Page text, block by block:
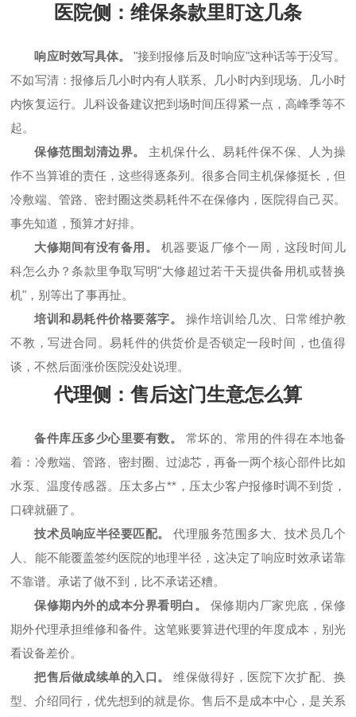
医院侧：维保条款里盯这几条
响应时效写具体。
"接到报修后及时响应"这种话等于没写。
不如写清：报修后几小时内有人联系、几小时内到现场、几小时
内恢复运行。儿科设备建议把到场时间压得紧一点，高峰季等不
起。
保修范围划清边界。
主机保什么、易耗件保不保、人为操
作不当算谁的责任，这些得逐条列。很多合同主机保修挺长，但
冷敷端、管路、密封圈这类易耗件不在保修内，医院得自己买。
事先知道，预算才好排。
大修期间有没有备用。
机器要返厂修个一周，这段时间儿
科怎么办？条款里争取写明"大修超过若干天提供备用机或替换
机"，别等出了事再扯。
培训和易耗件价格要落字。
操作培训给几次、日常维护教
不教，写进合同。易耗件的供货价是否锁定一段时间，也值得
谈，不然后面涨价医院没处说理。
代理侧：售后这门生意怎么算
备件库压多少心里要有数。
常坏的、常用的件得在本地备
着：冷敷端、管路、密封圈、过滤芯，再备一两个核心部件比如
水泵、温度传感器。压太多占**，压太少客户报修时调不到货，
口碑就砸了。
技术员响应半径要匹配。
代理服务范围多大、技术员几个
人、能不能覆盖签约医院的地理半径，这决定了响应时效承诺靠
不靠谱。承诺了做不到，比不承诺还糟。
保修期内外的成本分界看明白。
保修期内厂家兜底，保修
期外代理承担维修和备件。这笔账要算进代理的年度成本，别光
看设备差价。
把售后做成续单的入口。
维保做得好，医院下次扩配、换
型、介绍同行，优先想到的就是你。售后不是成本中心，是关系